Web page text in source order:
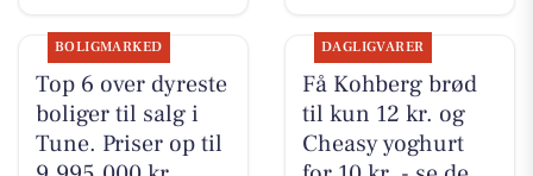
BOLIGMARKED
Top 6 over dyreste
boliger til salg i
Tune. Priser op til
DAGLIGVARER
Få Kohberg brød
til kun 12 kr. og
Cheasy yoghurt